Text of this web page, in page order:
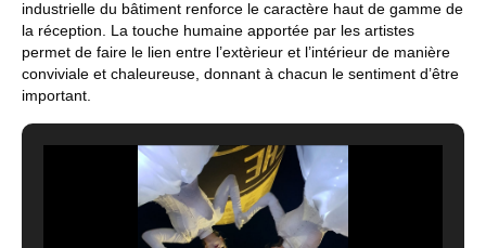
industrielle du bâtiment renforce le caractère haut de gamme de
la réception. La touche humaine apportée par les artistes
permet de faire le lien entre l’extèrieur et l’intérieur de manière
conviviale et chaleureuse, donnant à chacun le sentiment d’être
important.